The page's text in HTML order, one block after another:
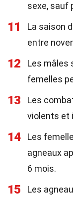
sexe, sauf
11
La saison
entre
12
Les mâles
femelles
13
Les
violents et
14
Les
agneaux
6 mois.
15
Les